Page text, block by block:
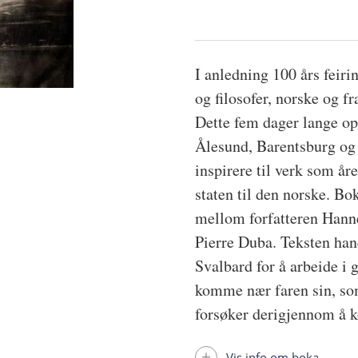
I anledning 100 års
og filosofer, norske og
Dette fem dager lange
Ålesund, Barentsburg
inspirere til verk som
staten til den norske.
mellom forfatteren
Pierre Duba. Teksten
Svalbard for å arbeide i
komme nær faren sin,
forsøker derigjennom å